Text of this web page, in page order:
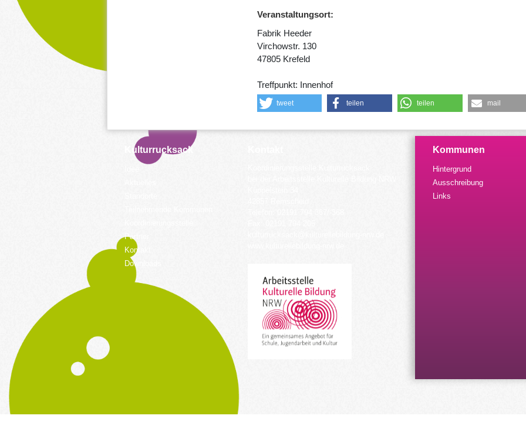
Veranstaltungsort:
Fabrik Heeder
Virchowstr. 130
47805 Krefeld
Treffpunkt: Innenhof
tweet teilen teilen mail
Kulturrucksack
Partner
Kontakt
Downloads
Kommunen
Hintergrund
Ausschreibung
Links